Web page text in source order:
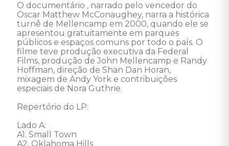
O documentário , narrado pelo vencedor do
Oscar Matthew McConaughey, narra a histórica
turnê de Mellencamp em 2000, quando ele se
apresentou gratuitamente em parques
públicos e espaços comuns por todo o país. O
filme teve produção executiva da Federal
Films, produção de John Mellencamp e Randy
Hoffman, direção de Shan Dan Horan,
mixagem de Andy York e contribuições
especiais de Nora Guthrie.
Repertório do LP:
Lado A:
A1. Small Town
A2. Oklahoma Hills